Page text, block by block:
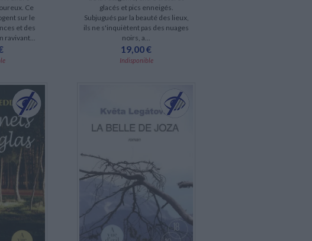
Ce
sur le
et des
glacés et pics enneigés.
Subjugués par la beauté des lieux,
ils ne s'inquiètent pas des nuages
noirs, a...
19,00 €
Indisponible